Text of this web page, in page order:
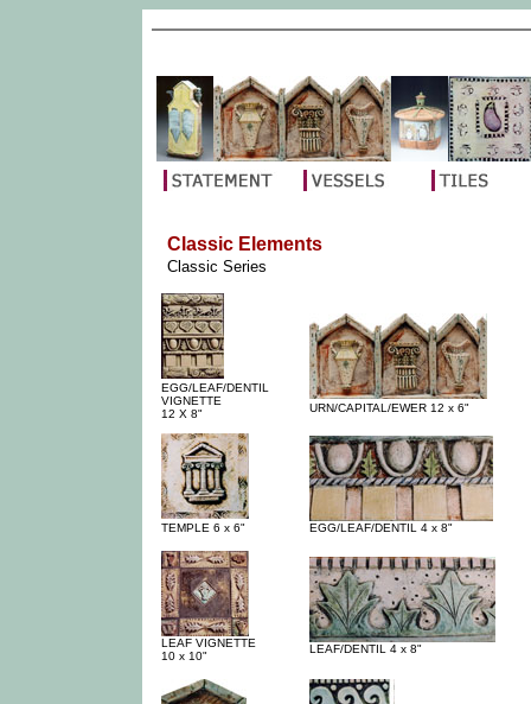
Classic Elements
Classic Series
EGG/LEAF/DENTIL
VIGNETTE
12 X 8"
TEMPLE 6 x 6"
URN/CAPITAL/EWER 12 x 6"
EGG/LEAF/DENTIL 4 x 8"
LEAF VIGNETTE
10 x 10"
LEAF/DENTIL 4 x 8"